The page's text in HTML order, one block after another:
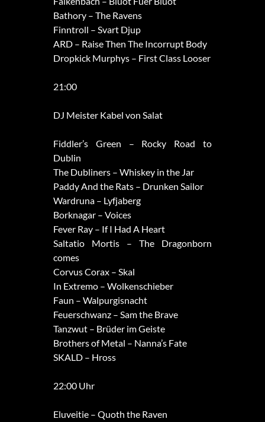
Bathory – The Ravens
Finntroll – Svart Djup
ARD – Raise Then The Incorrupt Body
Dropkick Murphys – First Class Looser
21:00
DJ Meister Kabel von Salat
Fiddler’s Green – Rocky Road to
Dublin
The Dubliners – Whiskey in the Jar
Paddy And the Rats – Drunken Sailor
Wardruna – Lyfjaberg
Borknagar – Voices
Fever Ray – If I Had A Heart
Saltatio Mortis – The Dragonborn
comes
Corvus Corax – Skal
In Extremo – Wolkenschieber
Faun – Walpurgisnacht
Feuerschwanz – Sam the Brave
Tanzwut – Brüder im Geiste
Brothers of Metal – Nanna’s Fate
SKALD – Hross
22:00 Uhr
Eluveitie – Quoth the Raven